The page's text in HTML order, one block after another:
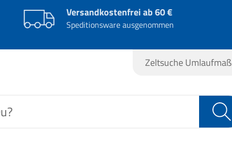
Versandkostenfrei ab 60 €
Speditionsware ausgenommen
Zeltsuche Umlaufmaß